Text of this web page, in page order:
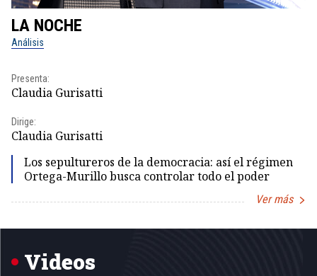
LA NOCHE
Análisis
Presenta:
Claudia Gurisatti
Dirige:
Claudia Gurisatti
Los sepultureros de la democracia: así el régimen
Ortega-Murillo busca controlar todo el poder
Ver más
Videos